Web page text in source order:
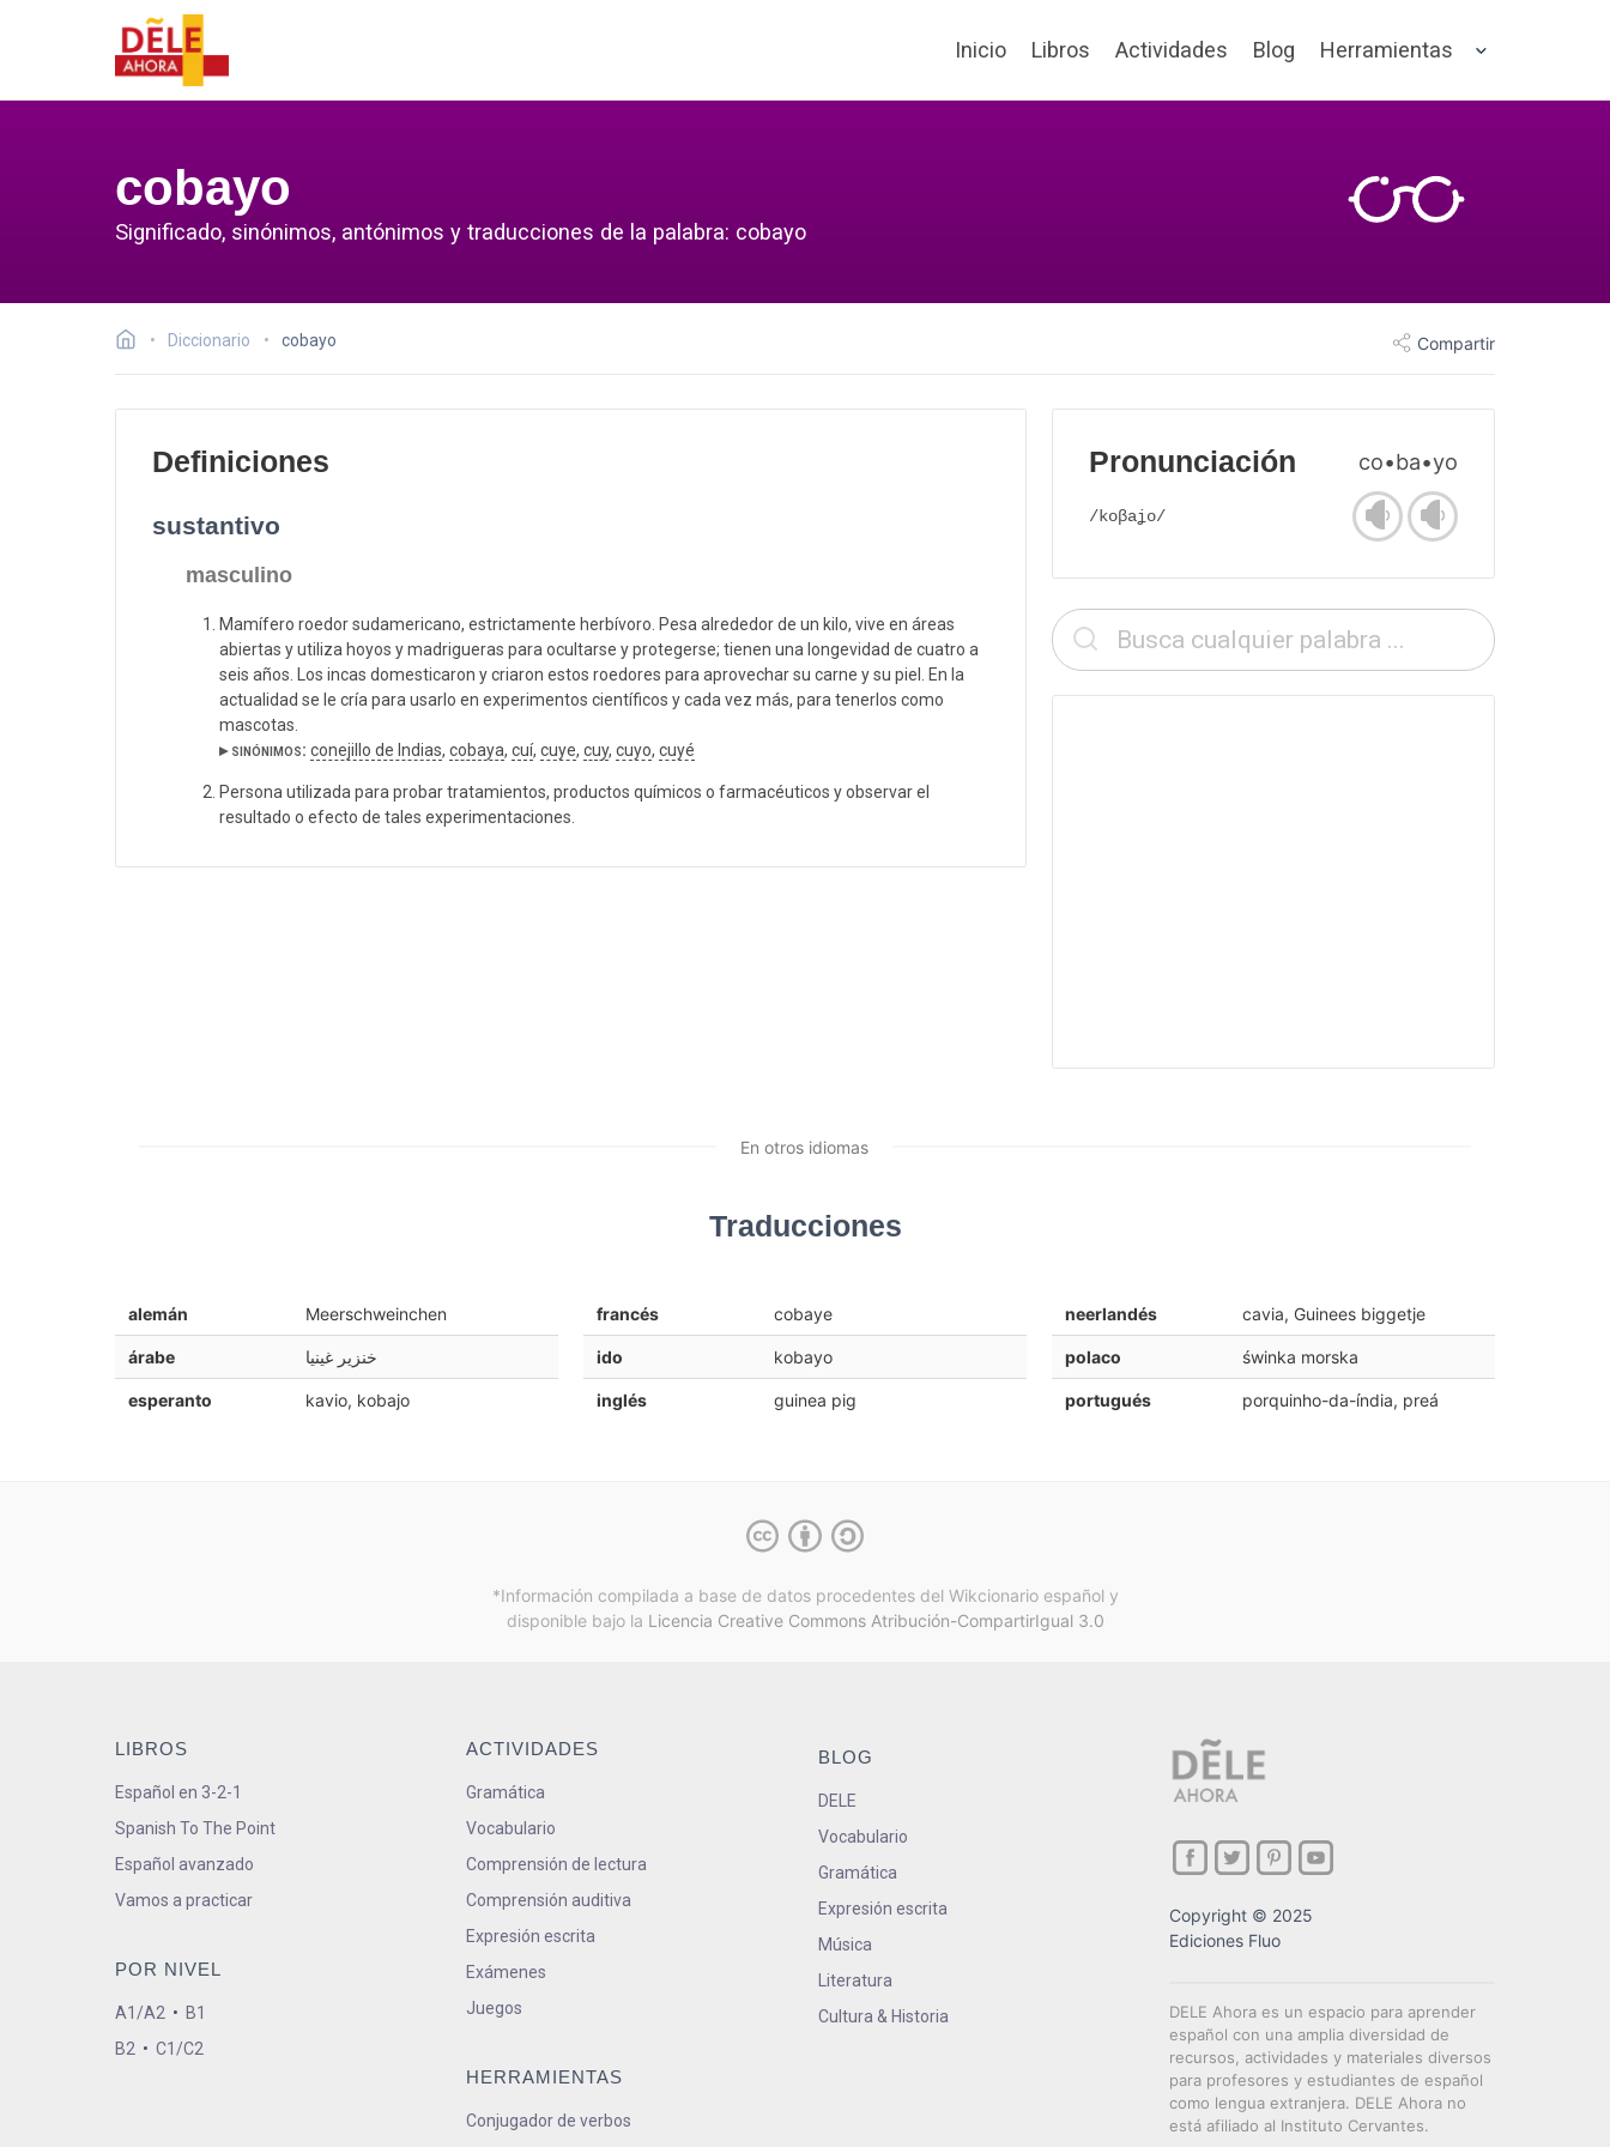
Inicio Libros Actividades Blog Herramientas
cobayo
Significado, sinónimos, antónimos y traducciones de la palabra: cobayo
Diccionario cobayo Compartir
Definiciones
sustantivo
masculino
Mamífero roedor sudamericano, estrictamente herbívoro. Pesa alrededor de un kilo, vive en áreas
abiertas y utiliza hoyos y madrigueras para ocultarse y protegerse; tienen una longevidad de cuatro a
seis años. Los incas domesticaron y criaron estos roedores para aprovechar su carne y su piel. En la
actualidad se le cría para usarlo en experimentos científicos y cada vez más, para tenerlos como
mascotas.
▸ sinónimos: conejillo de Indias, cobaya, cuí, cuye, cuy, cuyo, cuyé
Persona utilizada para probar tratamientos, productos químicos o farmacéuticos y observar el
resultado o efecto de tales experimentaciones.
Pronunciación co•ba•yo
/koβaʝo/
En otros idiomas
Traducciones
alemán Meerschweinchen
árabe خنزير غينيا
esperanto kavio, kobajo
francés cobaye
ido kobayo
inglés guinea pig
neerlandés cavia, Guinees biggetje
polaco świnka morska
portugués porquinho-da-índia, preá
*Información compilada a base de datos procedentes del Wikcionario español y
disponible bajo la Licencia Creative Commons Atribución-CompartirIgual 3.0
LIBROS
Español en 3-2-1
Spanish To The Point
Español avanzado
Vamos a practicar
POR NIVEL
A1/A2 • B1
B2 • C1/C2
ACTIVIDADES
Gramática
Vocabulario
Comprensión de lectura
Comprensión auditiva
Expresión escrita
Exámenes
Juegos
HERRAMIENTAS
Conjugador de verbos
BLOG
DELE
Vocabulario
Gramática
Expresión escrita
Música
Literatura
Cultura & Historia
Copyright © 2025
Ediciones Fluo
DELE Ahora es un espacio para aprender
español con una amplia diversidad de
recursos, actividades y materiales diversos
para profesores y estudiantes de español
como lengua extranjera. DELE Ahora no
está afiliado al Instituto Cervantes.